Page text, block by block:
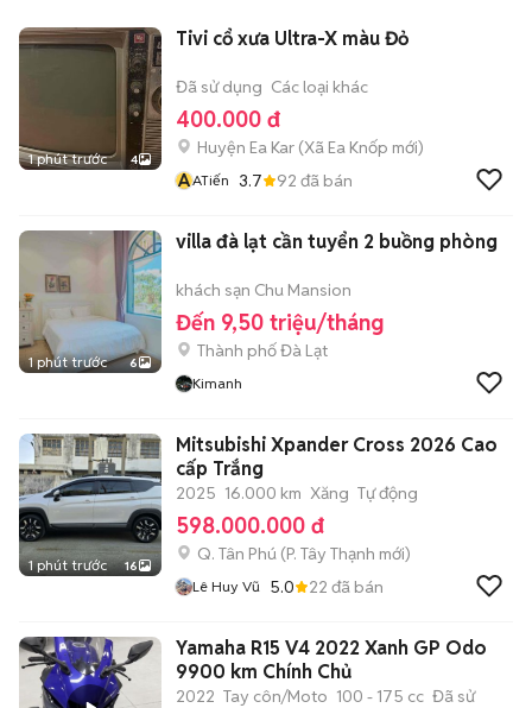
1 phút trước 4
Tivi cổ xưa Ultra-X màu Đỏ
Đã sử dụng Các loại khác
400.000 đ
Huyện Ea Kar (Xã Ea Knốp mới)
AATiến 3.7 92 đã bán
1 phút trước 6
villa đà lạt cần tuyển 2 buồng phòng
khách sạn Chu Mansion
Đến 9,50 triệu/tháng
Thành phố Đà Lạt
Kimanh
1 phút trước 16
Mitsubishi Xpander Cross 2026 Cao
cấp Trắng
2025 16.000 km Xăng Tự động
598.000.000 đ
Q. Tân Phú (P. Tây Thạnh mới)
Lê Huy Vũ 5.0 22 đã bán
Yamaha R15 V4 2022 Xanh GP Odo
9900 km Chính Chủ
2022 Tay côn/Moto 100 - 175 cc Đã sử